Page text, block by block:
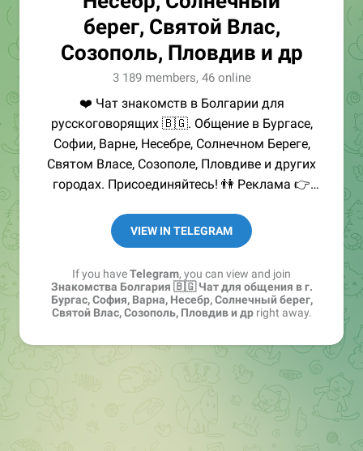
берег, Святой Влас,
Созополь, Пловдив и др
3 189 members, 46 online
❤️ Чат знакомств в Болгарии для
русскоговорящих 🇧🇬. Общение в Бургасе,
Софии, Варне, Несебре, Солнечном Береге,
Святом Власе, Созополе, Пловдиве и других
городах. Присоединяйтесь! 👫 Реклама 👉
VIEW IN TELEGRAM
If you haveTelegram, you can view and join
Знакомства Болгария 🇧🇬 Чат для общения в г.
Бургас, София, Варна, Несебр, Солнечный берег,
Святой Влас, Созополь, Пловдив и дрright away.